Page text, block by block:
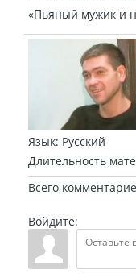
«Пьяный мужик и
Язык: Русский
Длительность
Всего
Войдите: